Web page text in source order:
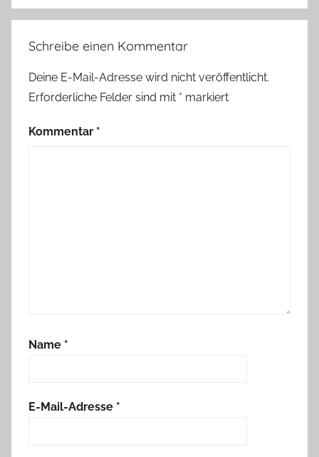
Schreibe einen Kommentar
Deine E-Mail-Adresse wird nicht veröffentlicht.
Erforderliche Felder sind mit * markiert
Kommentar *
Name *
E-Mail-Adresse *